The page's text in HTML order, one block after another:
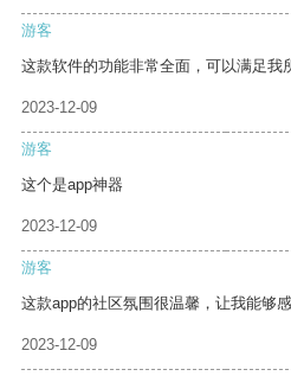
游客
这款软件的功能非常全面，可以满足我
2023-12-09
游客
这个是app神器
2023-12-09
游客
这款app的社区氛围很温馨，让我能够
2023-12-09